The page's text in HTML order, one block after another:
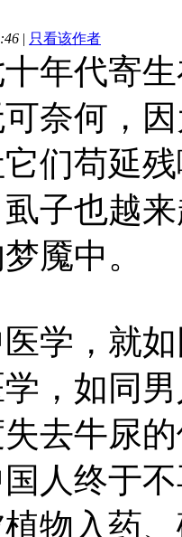
| 只看该作者
年代寄
奈何，
们苟延
子也越
魇中。
学，就
，如同
去牛尿
人终于
物入药